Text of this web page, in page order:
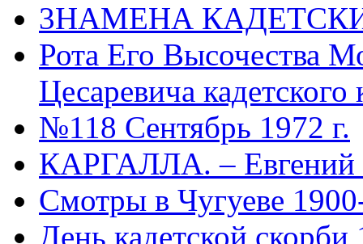
3НАМЕНА
Рота Его Высочества
Цесаревича
№118 Сентябрь 1972 г.
КАРГАЛЛА. – Евгений
Смотры в Чугуеве
День кадетской